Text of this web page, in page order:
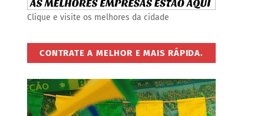
Clique e visite os melhores da cidade
CONTRATE A MELHOR E MAIS RÁPIDA.